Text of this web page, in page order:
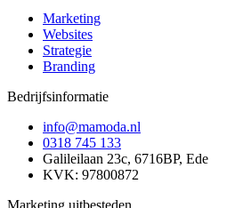
Marketing
Websites
Strategie
Branding
Bedrijfsinformatie
info@mamoda.nl
0318 745 133
Galileilaan 23c, 6716BP, Ede
KVK: 97800872
Marketing uitbesteden